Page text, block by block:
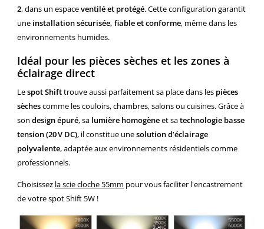
2, dans un espaceventilé et protégé. Cette configuration garantit
une installation sécurisée, fiable et conforme, même dans les
environnements humides.
Idéal pour les pièces sèches et les zones à
éclairage direct
Lespot Shifttrouve aussi parfaitement sa place dans les pièces
sèchescomme les couloirs, chambres, salons ou cuisines. Grâce à
son design épuré, sa lumière homogèneet satechnologie basse
tension (20 V DC), il constitue unesolution d’éclairage
polyvalente, adaptée aux environnements résidentiels comme
professionnels.
Choisissez la scie cloche 55mm pour vous faciliter l'encastrement
de votre spot Shift 5W !